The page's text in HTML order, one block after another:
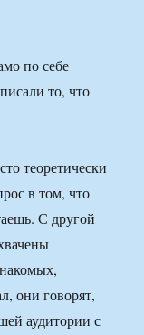
по себе
то, что
теоретически
в том, что
С другой
они говорят,
аудитории с